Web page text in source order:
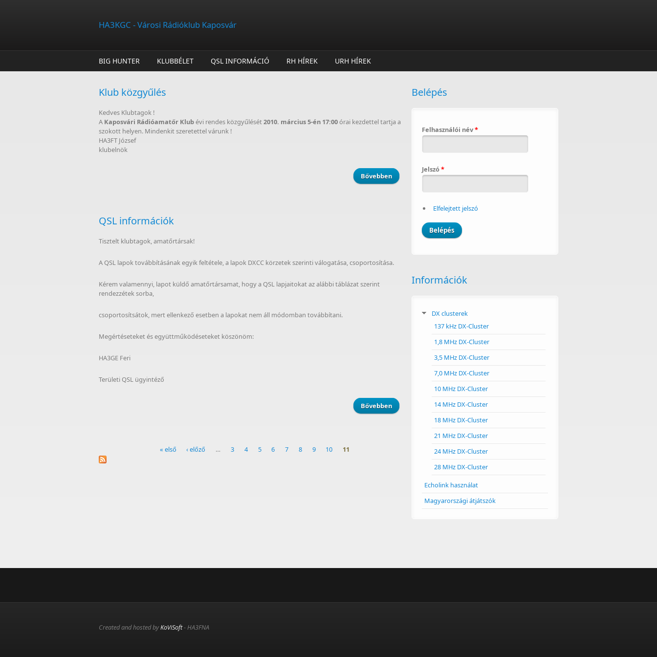
HA3KGC - Városi Rádióklub Kaposvár
BIG HUNTER KLUBBÉLET QSL INFORMÁCIÓ RH HÍREK URH HÍREK
Klub közgyűlés
Kedves Klubtagok !
A Kaposvári Rádióamatőr Klubévi rendes közgyűlését2010. március 5-én 17:00órai kezdettel tartja a
szokott helyen. Mindenkit szeretettel várunk !
HA3FT József
klubelnök
Bővebben about Klub közgyűlés
QSL információk
Tisztelt klubtagok, amatőrtársak!
A QSL lapok továbbításának egyik feltétele, a lapok DXCC körzetek szerinti válogatása, csoportosítása.
Kérem valamennyi, lapot küldő amatőrtársamat, hogy a QSL lapjaitokat az alábbi táblázat szerint
rendezzétek sorba,
csoportosítsátok, mert ellenkező esetben a lapokat nem áll módomban továbbítani.
Megértéseteket és együttműködéseteket köszönöm:
HA3GE Feri
Területi QSL ügyintéző
Bővebben about QSL információk
Oldalak
« első ‹ előző … 3 4 5 6 7 8 9 10 11
Belépés
Felhasználói név*
Jelszó*
Elfelejtett jelszó
Információk
DX clusterek
137 kHz DX-Cluster
1,8 MHz DX-Cluster
3,5 MHz DX-Cluster
7,0 MHz DX-Cluster
10 MHz DX-Cluster
14 MHz DX-Cluster
18 MHz DX-Cluster
21 MHz DX-Cluster
24 MHz DX-Cluster
28 MHz DX-Cluster
Echolink használat
Magyarországi átjátszók
Created and hosted byKoViSoft- HA3FNA